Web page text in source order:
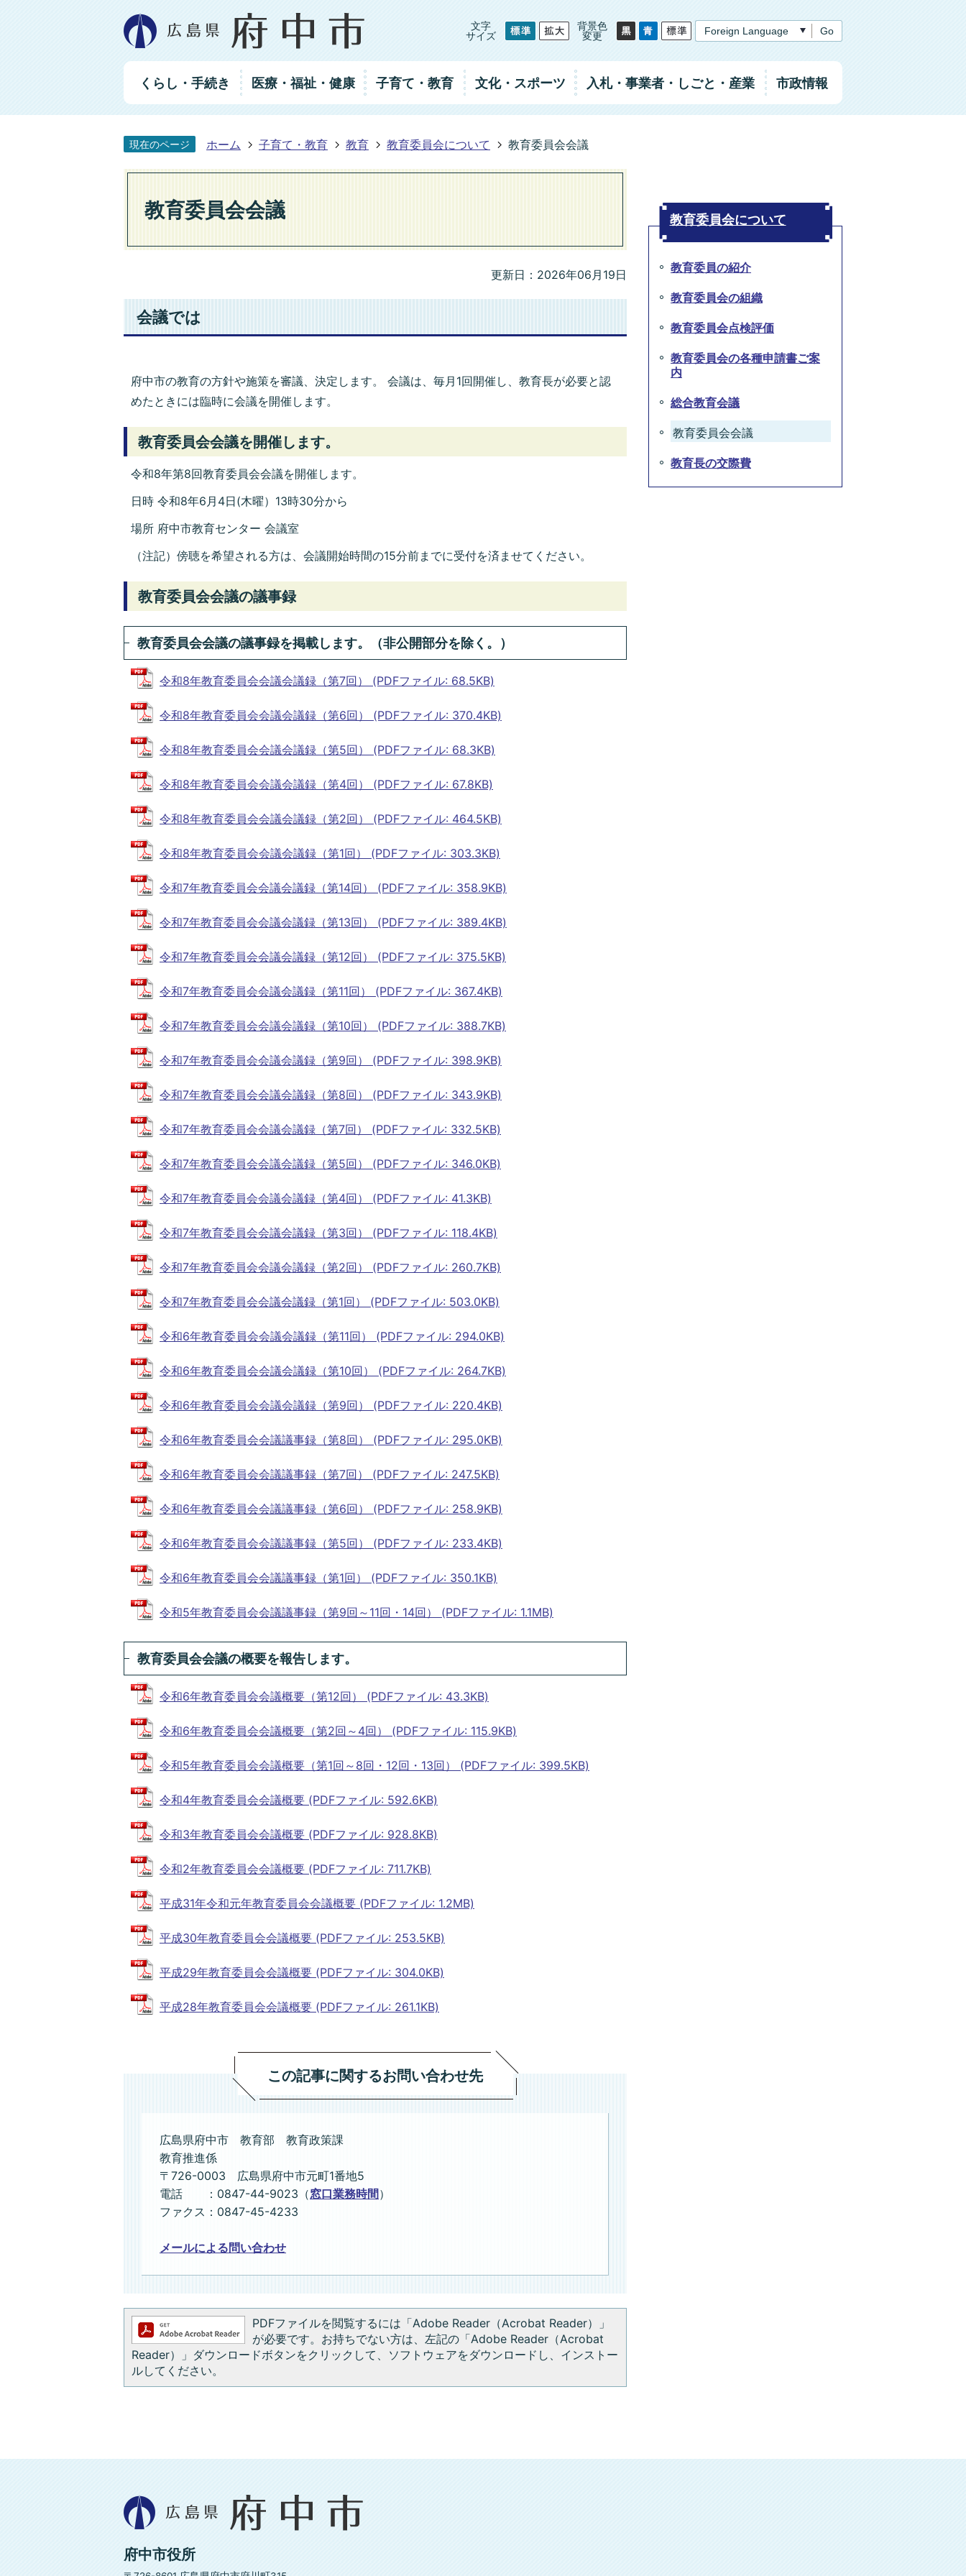
文字
サイズ
背景色
変更
Go
グ
ー
バ
ナ
ン
くらし・手続き 医療・福祉・健康 子育て・教育 文化・スポーツ 入札・事業者 ・しごと ・産業 市政情報
現在のページ ホーム 子育て・教育 教育 教育委員会について 教育委員会会議
教育委員会会議
更新日：2026年06月19日
会議では
府中市の教育の方針や施策を審議、決定します。 会議は、毎月1回開催し、教育長が必要と認
めたときには臨時に会議を開催します。
教育委員会会議を開催します。
令和8年第8回教育委員会会議を開催します。
日時 令和8年6月4日(木曜）13時30分から
場所 府中市教育センター 会議室
（注記）傍聴を希望される方は、会議開始時間の15分前までに受付を済ませてください。
教育委員会会議の議事録
教育委員会会議の議事録を掲載します。（非公開部分を除く。）
令和8年教育委員会会議会議録（第7回） (PDFファイル: 68.5KB)
令和8年教育委員会会議会議録（第6回） (PDFファイル: 370.4KB)
令和8年教育委員会会議会議録（第5回） (PDFファイル: 68.3KB)
令和8年教育委員会会議会議録（第4回） (PDFファイル: 67.8KB)
令和8年教育委員会会議会議録（第2回） (PDFファイル: 464.5KB)
令和8年教育委員会会議会議録（第1回） (PDFファイル: 303.3KB)
令和7年教育委員会会議会議録（第14回） (PDFファイル: 358.9KB)
令和7年教育委員会会議会議録（第13回） (PDFファイル: 389.4KB)
令和7年教育委員会会議会議録（第12回） (PDFファイル: 375.5KB)
令和7年教育委員会会議会議録（第11回） (PDFファイル: 367.4KB)
令和7年教育委員会会議会議録（第10回） (PDFファイル: 388.7KB)
令和7年教育委員会会議会議録（第9回） (PDFファイル: 398.9KB)
令和7年教育委員会会議会議録（第8回） (PDFファイル: 343.9KB)
令和7年教育委員会会議会議録（第7回） (PDFファイル: 332.5KB)
令和7年教育委員会会議会議録（第5回） (PDFファイル: 346.0KB)
令和7年教育委員会会議会議録（第4回） (PDFファイル: 41.3KB)
令和7年教育委員会会議会議録（第3回） (PDFファイル: 118.4KB)
令和7年教育委員会会議会議録（第2回） (PDFファイル: 260.7KB)
令和7年教育委員会会議会議録（第1回） (PDFファイル: 503.0KB)
令和6年教育委員会会議会議録（第11回） (PDFファイル: 294.0KB)
令和6年教育委員会会議会議録（第10回） (PDFファイル: 264.7KB)
令和6年教育委員会会議会議録（第9回） (PDFファイル: 220.4KB)
令和6年教育委員会会議議事録（第8回） (PDFファイル: 295.0KB)
令和6年教育委員会会議議事録（第7回） (PDFファイル: 247.5KB)
令和6年教育委員会会議議事録（第6回） (PDFファイル: 258.9KB)
令和6年教育委員会会議議事録（第5回） (PDFファイル: 233.4KB)
令和6年教育委員会会議議事録（第1回） (PDFファイル: 350.1KB)
令和5年教育委員会会議議事録（第9回～11回・14回） (PDFファイル: 1.1MB)
教育委員会会議の概要を報告します。
令和6年教育委員会会議概要（第12回） (PDFファイル: 43.3KB)
令和6年教育委員会会議概要（第2回～4回） (PDFファイル: 115.9KB)
令和5年教育委員会会議概要（第1回～8回・12回・13回） (PDFファイル: 399.5KB)
令和4年教育委員会会議概要 (PDFファイル: 592.6KB)
令和3年教育委員会会議概要 (PDFファイル: 928.8KB)
令和2年教育委員会会議概要 (PDFファイル: 711.7KB)
平成31年令和元年教育委員会会議概要 (PDFファイル: 1.2MB)
平成30年教育委員会会議概要 (PDFファイル: 253.5KB)
平成29年教育委員会会議概要 (PDFファイル: 304.0KB)
平成28年教育委員会会議概要 (PDFファイル: 261.1KB)
この記事に関するお問い合わせ先
広島県府中市 教育部 教育政策課
教育推進係
〒726-0003 広島県府中市元町1番地5
電話 ：0847-44-9023（窓口業務時間）
ファクス：0847-45-4233
メールによる問い合わせ
PDFファイルを閲覧するには「Adobe Reader（Acrobat Reader）」
が必要です。お持ちでない方は、左記の「Adobe Reader（Acrobat
Reader）」ダウンロードボタンをクリックして、ソフトウェアをダウンロードし、インストー
ルしてください。
教育委員会について
教育委員の紹介
教育委員会の組織
教育委員会点検評価
教育委員会の各種申請書ご案
内
総合教育会議
教育委員会会議
教育長の交際費
広
島
県
中
府中市役所